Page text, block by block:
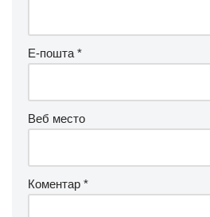
Е-пошта *
Веб место
Коментар *